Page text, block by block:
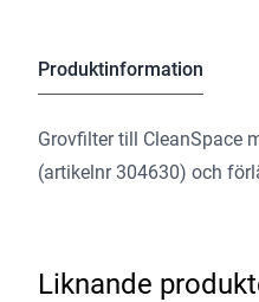
Produktinformation
Grovfilter till CleanSpace
(artikelnr 304630) och
Liknande